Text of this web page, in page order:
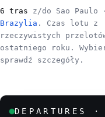
6 tras z/do Sao Paulo ·
Brazylia . Czas lotu z
rzeczywistych
ostatniego roku.
sprawdź szczegóły.
DEPARTURES ·